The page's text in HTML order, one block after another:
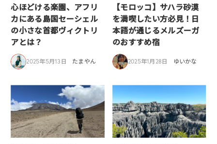
心ほどける楽園、アフリ
カにある島国セーシェル
の小さな首都ヴィクトリ
アとは？
2025年5月13日 たまやん
【モロッコ】サハラ砂漠
を満喫したい方必見！日
本語が通じるメルズーガ
のおすすめ宿
2025年1月28日 ゆいかな